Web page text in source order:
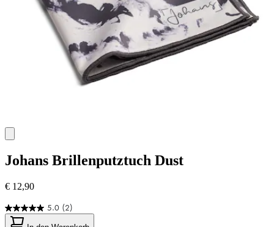
Johans Brillenputztuch Dust
€ 12,90
5.0 (2)
5.0
von